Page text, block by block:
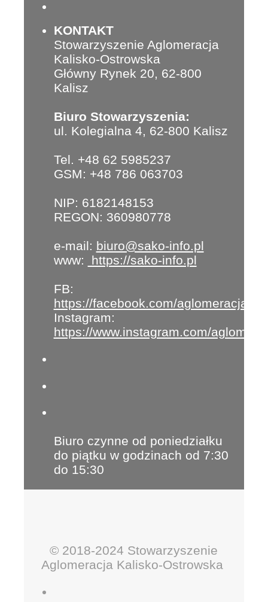
KONTAKT
Stowarzyszenie Aglomeracja
Kalisko-Ostrowska
Główny Rynek 20, 62-800
Kalisz
Biuro Stowarzyszenia:
ul. Kolegialna 4, 62-800 Kalisz
Tel. +48 62 5985237
GSM: +48 786 063703
NIP: 6182148153
REGON: 360980778
e-mail: biuro@sako-info.pl
www:
https://sako-info.pl
FB:
https://facebook.com/aglomeracja
Instagram:
https://www.instagram.com/
Biuro czynne od poniedziałku
do piątku w godzinach od 7:30
do 15:30
© 2018-2024 Stowarzyszenie
Aglomeracja Kalisko-Ostrowska